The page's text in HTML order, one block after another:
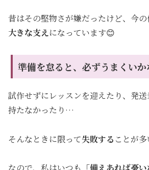
昔はその堅物さが嫌だったけど、今
大きな支えになっています😊
準備を怠ると、必ずうまくいか
試作せずにレッスンを迎えたり、発
持たなかったり…
そんなときに限って失敗する ことが